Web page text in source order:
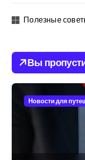
Полезные
Вы
Новости для